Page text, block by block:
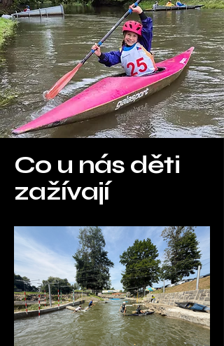
Co u nás děti
zažívají